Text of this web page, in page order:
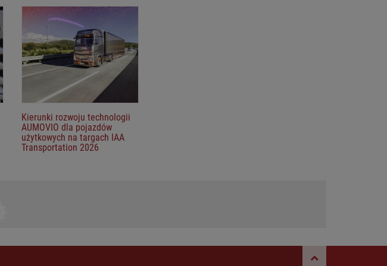
Kierunki rozwoju technologii
AUMOVIO dla pojazdów
użytkowych na targach IAA
Transportation 2026